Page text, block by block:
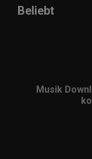
Beliebt
Musik